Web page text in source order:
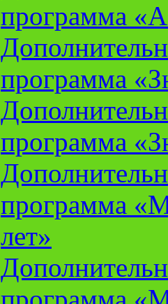
программа
программа
программа
программа
лет»